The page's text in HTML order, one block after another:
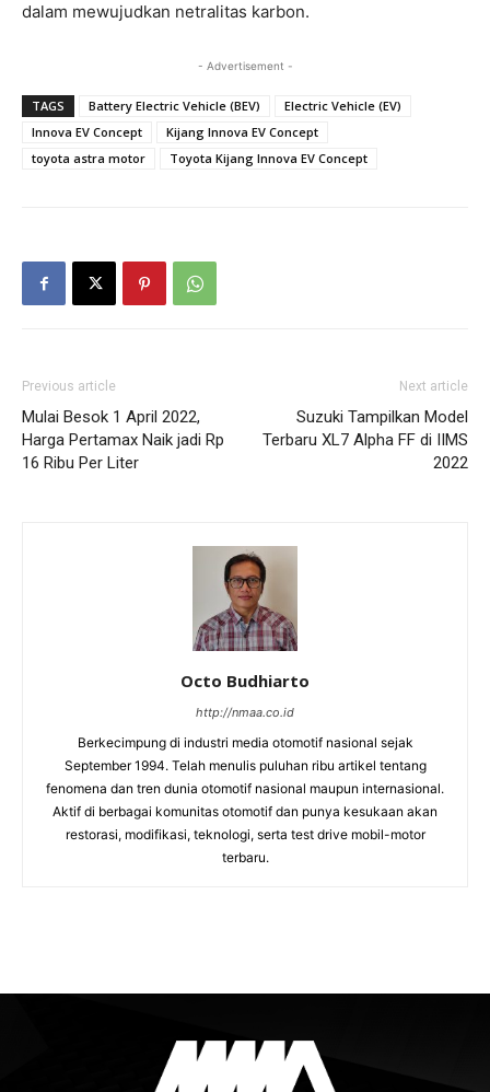
dalam mewujudkan netralitas karbon.
- Advertisement -
TAGS Battery Electric Vehicle (BEV)
Electric Vehicle (EV)
Innova EV Concept
Kijang Innova EV Concept
toyota astra motor
Toyota Kijang Innova EV Concept
Previous article
Mulai Besok 1 April 2022,
Harga Pertamax Naik jadi Rp
16 Ribu Per Liter
Next article
Suzuki Tampilkan Model
Terbaru XL7 Alpha FF di IIMS
2022
Octo Budhiarto
http://nmaa.co.id
Berkecimpung di industri media otomotif nasional sejak
September 1994. Telah menulis puluhan ribu artikel tentang
fenomena dan tren dunia otomotif nasional maupun internasional.
Aktif di berbagai komunitas otomotif dan punya kesukaan akan
restorasi, modifikasi, teknologi, serta test drive mobil-motor
terbaru.